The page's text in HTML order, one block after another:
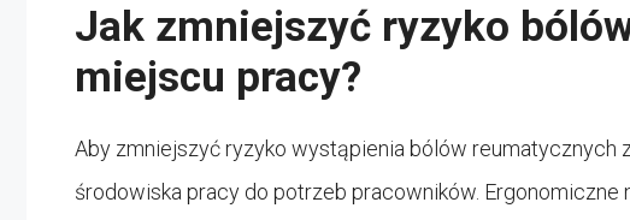
Jak zmniejszyć ryzyko
miejscu pracy?
Aby zmniejszyć ryzyko wystąpienia bólów
środowiska pracy do potrzeb pracowników. Ergonomiczne